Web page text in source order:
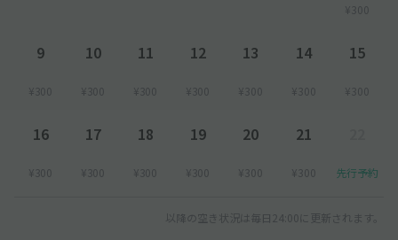
¥300
9
¥300
10
¥300
11
¥300
12
¥300
13
¥300
14
¥300
15
¥300
16
¥300
17
¥300
18
¥300
19
¥300
20
¥300
21
¥300 先行予約
以降の空き状況は毎日24:00に更新されます。